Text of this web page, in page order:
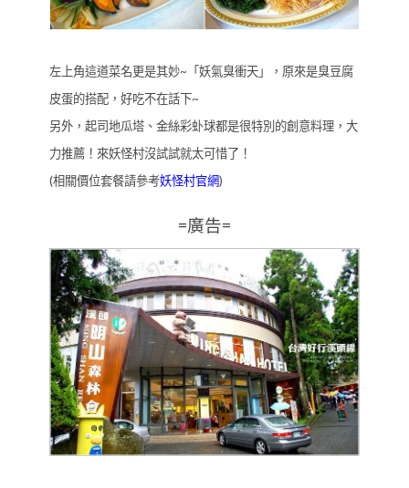
左上角這道菜名更是其妙~「妖氣臭衝天」，原來是臭豆腐
皮蛋的搭配，好吃不在話下~
另外，起司地瓜塔、金絲彩虲球都是很特別的創意料理，大
力推薦！來妖怪村沒試試就太可惜了！
(相關價位套餐請參考妖怪村官網)
=廣告=